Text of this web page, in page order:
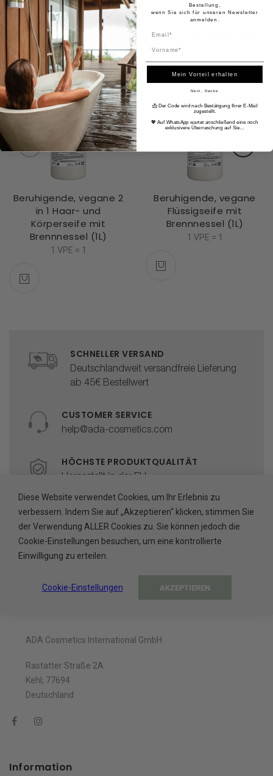
ÄHNLICHE PRODUKTE - UNSERE EMPFEHLUNG FÜR SIE
Beruhigende, vegane 2
in 1 Haar- und
Körperseife mit
Brennnessel (1L)
1 VPE = 1
Beruhigende, vegane
Flüssigseife mit
Brennnessel (1L)
1 VPE = 1
SCHNELLER VERSAND
Deutschlandweit versandfreie Lieferung
ab 45€ Bestellwert
CUSTOMER SERVICE
help@ada-cosmetics.com
HÖCHSTE PRODUKTQUALITÄT
Hergestellt in der EU
SICHERE BEZAHLUNG
Abgesichert durch Trusted Shops
ADA Cosmetics International GmbH
Rastatter Straße 2A
Kehl, 77694
Deutschland
Information
Diese Website verwendet Cookies, um Ihr Erlebnis zu
verbessern. Indem Sie auf „Akzeptieren“ klicken, stimmen Sie
der Verwendung ALLER Cookies zu. Sie können jedoch die
Cookie-Einstellungen besuchen, um eine kontrollierte
Einwilligung zu erteilen.
Cookie-Einstellungen AKZEPTIEREN
Bestellung,
wenn Sie sich für unseren Newsletter
anmelden.
Mein Vorteil erhalten
Nein, Danke
📩 Der Code wird nach Bestätigung Ihrer E-Mail
zugestellt.
💖 Auf WhatsApp wartet anschließend eine noch
exklusivere Überraschung auf Sie…